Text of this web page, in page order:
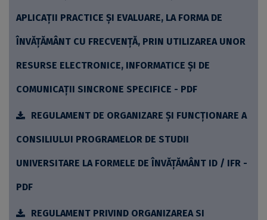
APLICAȚII PRACTICE ŞI EVALUARE, LA FORMA DE
ÎNVĂȚĂMÂNT CU FRECVENȚĂ, PRIN UTILIZAREA UNOR
RESURSE ELECTRONICE, INFORMATICE ŞI DE
COMUNICAŢII SINCRONE SPECIFICE - PDF
REGULAMENT DE ORGANIZARE ȘI FUNCȚIONARE A
CONSILIULUI PROGRAMELOR DE STUDII
UNIVERSITARE LA FORMELE DE ÎNVĂȚĂMÂNT ID / IFR -
PDF
REGULAMENT PRIVIND ORGANIZAREA SI